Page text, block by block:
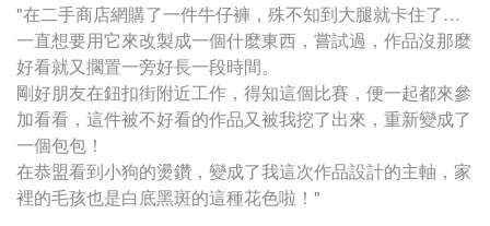
"在二手商店網購了一件牛仔褲，殊不知到大腿就卡住了…
一直想要用它來改製成一個什麼東西，嘗試過，作品沒那麼
好看就又擱置一旁好長一段時間。
剛好朋友在鈕扣街附近工作，得知這個比賽，便一起都來參
加看看，這件被不好看的作品又被我挖了出來，重新變成了
一個包包！
在恭盟看到小狗的燙鑽，變成了我這次作品設計的主軸，家
裡的毛孩也是白底黑斑的這種花色啦！"